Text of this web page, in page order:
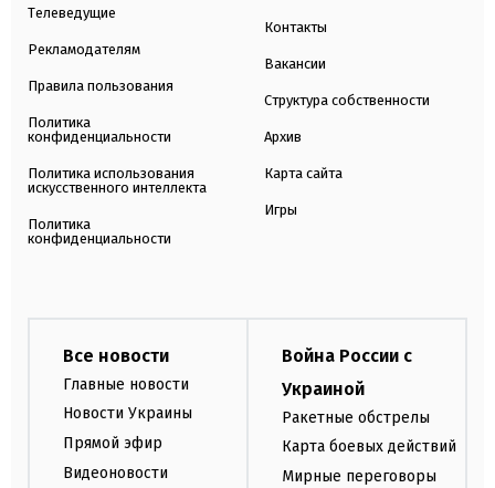
Телеведущие
Рекламодателям
Правила пользования
Политика
конфиденциальности
Политика использования
искусственного интеллекта
Политика
конфиденциальности
Контакты
Вакансии
Структура собственности
Архив
Карта сайта
Игры
Все новости
Главные новости
Новости Украины
Прямой эфир
Видеоновости
Война России с
Украиной
Ракетные обстрелы
Карта боевых действий
Мирные переговоры